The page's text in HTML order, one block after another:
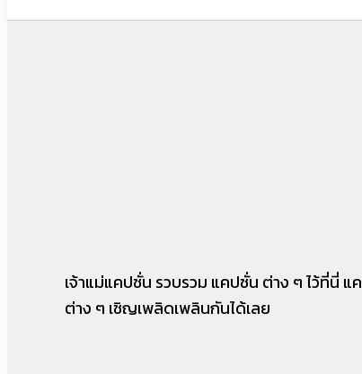
เจ้าแม่แคปชั่น รวบรวม แคปชั่น ต่าง ๆ ไว้ที่นี่
ต่าง ๆ เชิญเพลิดเพลินกันได้เลย